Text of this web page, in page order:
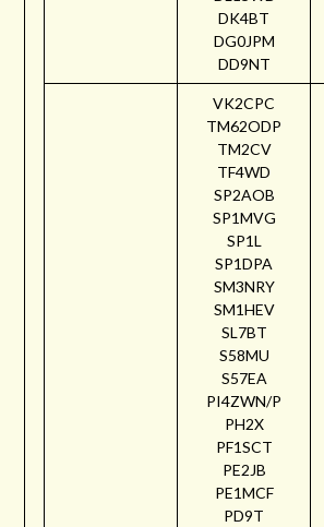
DK4BT
DG0JPM
DD9NT
VK2CPC
TM62ODP
TM2CV
TF4WD
SP2AOB
SP1MVG
SP1L
SP1DPA
SM3NRY
SM1HEV
SL7BT
S58MU
S57EA
PI4ZWN/P
PH2X
PF1SCT
PE2JB
PE1MCF
PD9T